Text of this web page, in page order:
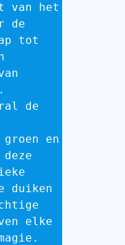
van het
de
tot
de
en
duiken
elke